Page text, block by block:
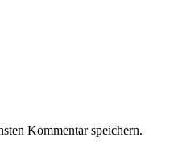
Kommentar speichern.